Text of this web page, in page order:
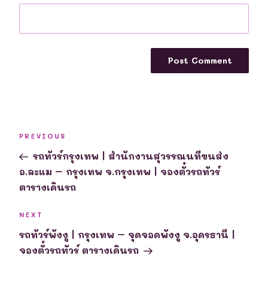
navigation
Previous
Post
PREVIOUS
รถทัวร์กรุงเทพ | สำนักงานสุวรรณนทีขนส่ง
อ.ละแม – กรุงเทพ จ.กรุงเทพ | จองตั๋วรถทัวร์
ตารางเดินรถ
Next
Post
NEXT
รถทัวร์พังงู | กรุงเทพ – จุดจอดพังงู จ.อุดรธานี |
จองตั๋วรถทัวร์ ตารางเดินรถ